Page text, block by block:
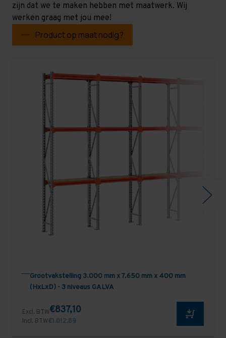
zijn dat we te maken hebben met maatwerk. Wij
werken graag met jou mee!
Product op maat nodig?
Grootvakstelling 3.000 mm x 7.650 mm x 400 mm
(HxLxD) - 3 niveaus GALVA
Excl. BTW€837,10
Incl. BTW€1.012,89